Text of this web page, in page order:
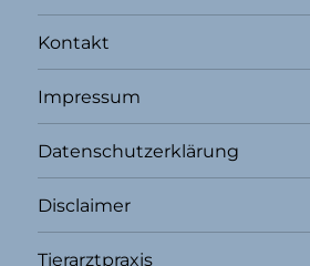
Kontakt
Impressum
Datenschutzerklärung
Disclaimer
Tierarztpraxis